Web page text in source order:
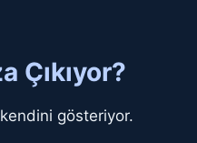
Çıkıyor?
gösteriyor.